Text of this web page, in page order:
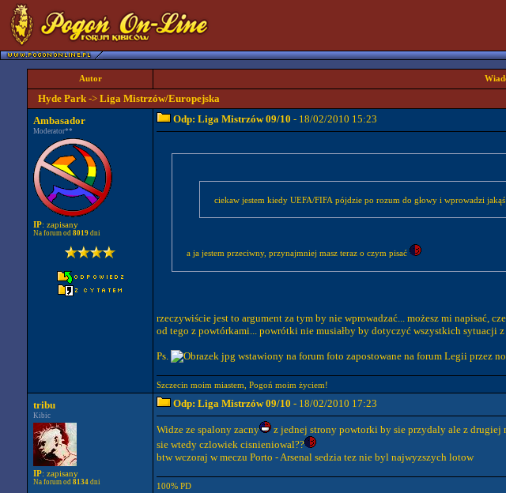
Autor
Hyde Park -> Liga Mistrzów/Europejska
Ambasador
Moderator**
IP: zapisany
Na forum od 8019 dni
Odp: Liga Mistrzów 09/10 - 18/02/2010 15:23
ciekaw jestem kiedy UEFA/FIFA pójdzie po rozum do głowy i wprowadzi
a ja jestem przeciwny, przynajmniej masz teraz o czym pisać
rzeczywiście jest to argument za tym by nie wprowadzać... możesz mi napisać,
od tego z powtórkami... powrótki nie musiałby by dotyczyć wszystkich sytuacji
Ps. foto zapostowane na forum Legii przez
Szczecin moim miastem, Pogoń moim życiem!
tribu
Kibic
IP: zapisany
Na forum od 8134 dni
Odp: Liga Mistrzów 09/10 - 18/02/2010 17:23
Widze ze spalony zacny
z jednej strony powtorki by sie przydaly ale z
sie wtedy czlowiek cisnieniowal??
btw wczoraj w meczu Porto - Arsenal sedzia tez nie byl najwyzszych lotow
100% PD